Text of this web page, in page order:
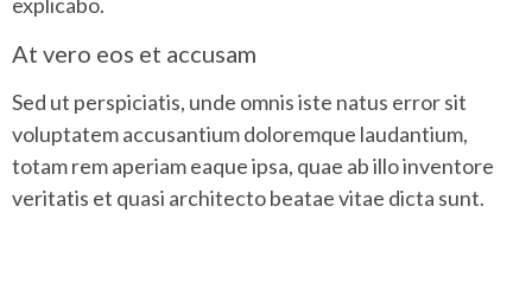
At vero eos et accusam
Sed ut perspiciatis, unde omnis iste natus error sit
voluptatem accusantium doloremque laudantium,
totam rem aperiam eaque ipsa, quae ab illo inventore
veritatis et quasi architecto beatae vitae dicta sunt.